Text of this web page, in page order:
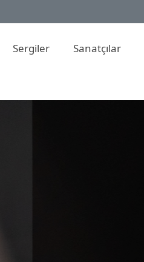
Sergiler Sanatçılar